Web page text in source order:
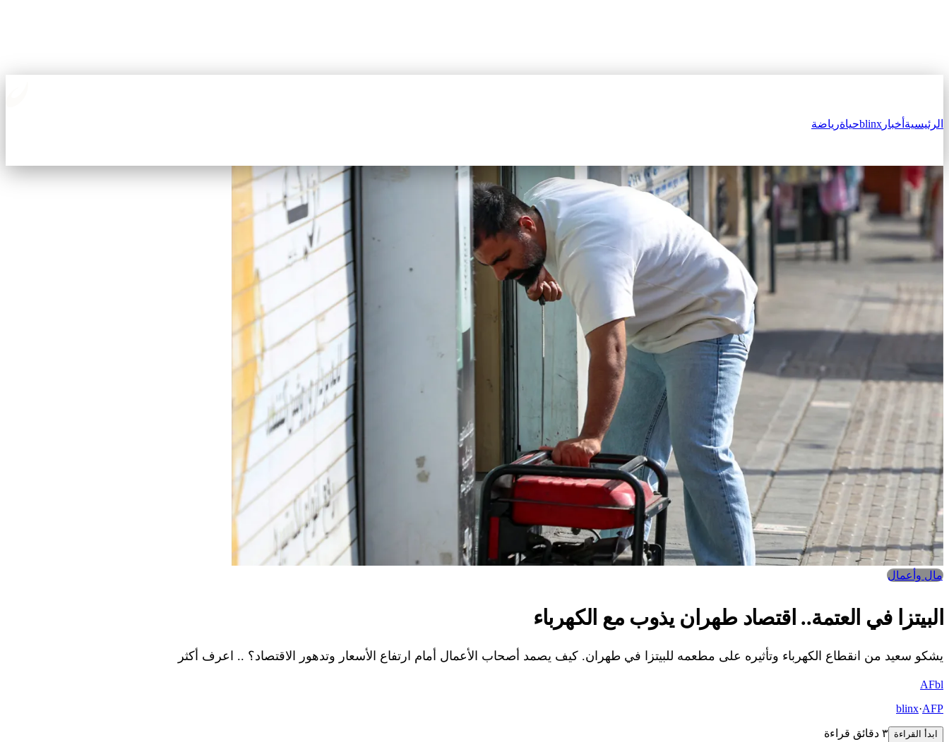
الرئيسية أخبار blinxحياةرياضة
مال وأعمال
البيتزا في العتمة.. اقتصاد طهران يذوب مع الكهرباء
يشكو سعيد من انقطاع الكهرباء وتأثيره على مطعمه للبيتزا في طهران. كيف يصمد أصحاب الأعمال أمام ارتفاع الأسعار وتدهور الاقتصاد؟ .. اعرف أكثر
AFbl
AFP
·
blinx
ابدأ القراءة ٣ دقائق قراءة